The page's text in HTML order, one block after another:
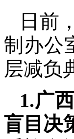
日前
制办公
层减负
1.广
盲目决